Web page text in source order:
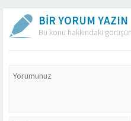
BİR YORUM YAZIN
Bu konu hakkındaki